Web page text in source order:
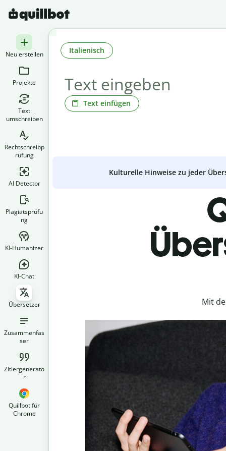
Neu erstellen
Projekte
Text
umschreiben
Rechtschreibp
rüfung
AI Detector
Plagiatsprüfu
ng
KI-Humanizer
KI-Chat
Übersetzer
Zusammenfas
ser
Zitiergenerato
r
Quillbot für
Chrome
Text einfügen
Italienisch
Kulturelle Hinweise zu jeder
Mit